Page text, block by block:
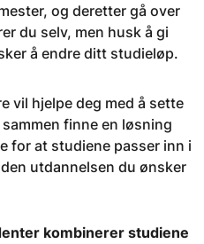
og deretter gå over
du selv, men husk å gi
å endre ditt studieløp.
vil hjelpe deg med å sette
finne en løsning
for at studiene passer inn i
utdannelsen du ønsker
kombinerer studiene